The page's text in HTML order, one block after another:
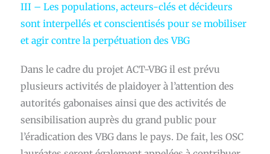
III – Les populations, acteurs-clés et décideurs
sont interpellés et conscientisés pour se mobiliser
et agir contre la perpétuation des VBG
Dans le cadre du projet ACT-VBG il est prévu
plusieurs activités de plaidoyer à l’attention des
autorités gabonaises ainsi que des activités de
sensibilisation auprès du grand public pour
l’éradication des VBG dans le pays. De fait, les OSC